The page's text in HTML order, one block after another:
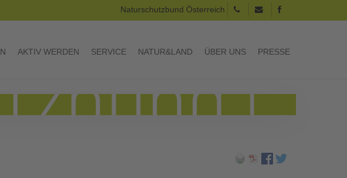
Naturschutzbund Österreich
AKTIV WERDEN SERVICE NATUR&LAND ÜBER UNS PRESSE